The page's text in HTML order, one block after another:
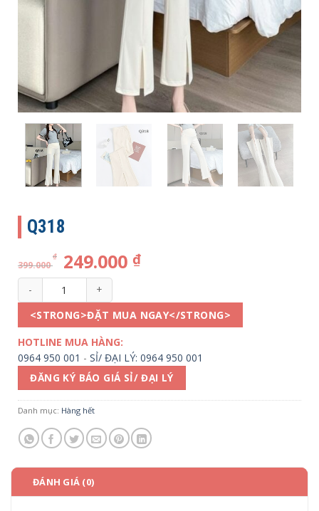
Q318
399.000
₫ 249.000 ₫
Q318 số lượng
<STRONG>ĐẶT MUA NGAY</STRONG>
HOTLINE MUA HÀNG:
0964 950 001 - SỈ/ ĐẠI LÝ: 0964 950 001
ĐĂNG KÝ BÁO GIÁ SỈ/ ĐẠI LÝ
Danh mục: Hàng hết
ĐÁNH GIÁ (0)